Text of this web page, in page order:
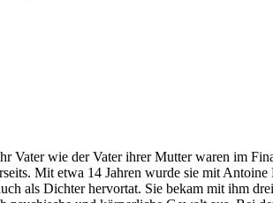
Vater wie der Vater ihrer Mutter waren im
Mit etwa 14 Jahren wurde sie mit Antoine
als Dichter hervortat. Sie bekam mit ihm